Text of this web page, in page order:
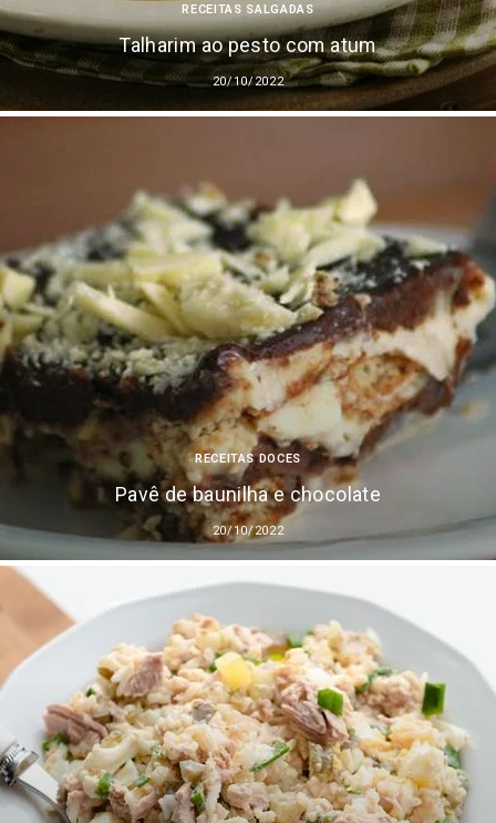
RECEITAS SALGADAS
Talharim ao pesto com atum
20/10/2022
RECEITAS DOCES
Pavê de baunilha e chocolate
20/10/2022